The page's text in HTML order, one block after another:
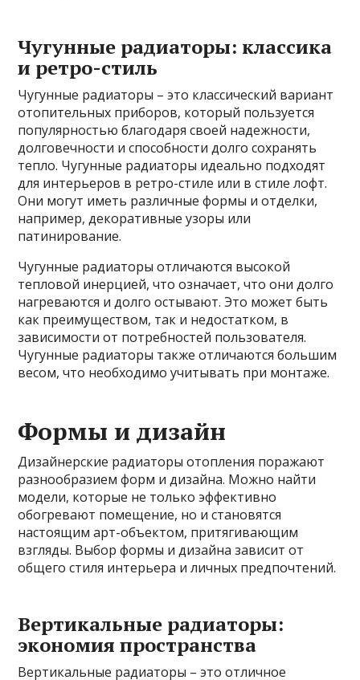
Чугунные радиаторы: классика
и ретро-стиль
Чугунные радиаторы – это классический вариант
отопительных приборов, который пользуется
популярностью благодаря своей надежности,
долговечности и способности долго сохранять
тепло. Чугунные радиаторы идеально подходят
для интерьеров в ретро-стиле или в стиле лофт.
Они могут иметь различные формы и отделки,
например, декоративные узоры или
патинирование.
Чугунные радиаторы отличаются высокой
тепловой инерцией, что означает, что они долго
нагреваются и долго остывают. Это может быть
как преимуществом, так и недостатком, в
зависимости от потребностей пользователя.
Чугунные радиаторы также отличаются большим
весом, что необходимо учитывать при монтаже.
Формы и дизайн
Дизайнерские радиаторы отопления поражают
разнообразием форм и дизайна. Можно найти
модели, которые не только эффективно
обогревают помещение, но и становятся
настоящим арт-объектом, притягивающим
взгляды. Выбор формы и дизайна зависит от
общего стиля интерьера и личных предпочтений.
Вертикальные радиаторы:
экономия пространства
Вертикальные радиаторы – это отличное